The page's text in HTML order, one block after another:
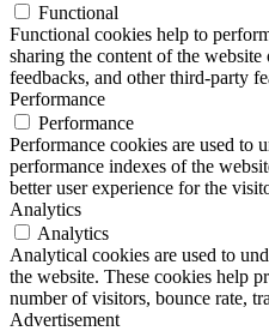
Functional
Functional cookies help to
sharing the content of the
feedbacks, and other third-party
Performance
Performance
Performance cookies are used to
performance indexes of the
better user experience for the
Analytics
Analytics
Analytical cookies are used to
the website. These cookies help
number of visitors, bounce rate,
Advertisement